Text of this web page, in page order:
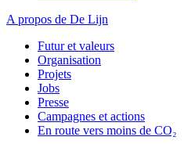
A propos de De Lijn
Futur et valeurs
Organisation
Projets
Jobs
Presse
Campagnes et actions
En route vers moins de CO₂